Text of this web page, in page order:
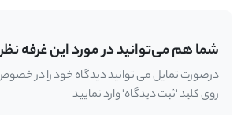
شما هم می‌توانید در مورد این غرفه
درصورت تمایل می توانید دیدگاه خود را در
روی کلید 'ثبت دیدگاه' وارد نمایید